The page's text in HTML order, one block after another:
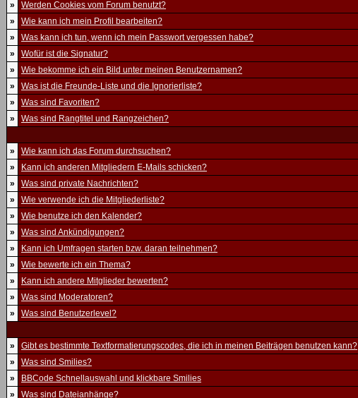
»
Werden Cookies vom Forum benutzt?
»
Wie kann ich mein Profil bearbeiten?
»
Was kann ich tun, wenn ich mein Passwort vergessen habe?
»
Wofür ist die Signatur?
»
Wie bekomme ich ein Bild unter meinen Benutzernamen?
»
Was ist die Freunde-Liste und die Ignorierliste?
»
Was sind Favoriten?
»
Was sind Rangtitel und Rangzeichen?
»
Wie kann ich das Forum durchsuchen?
»
Kann ich anderen Mitgliedern E-Mails schicken?
»
Was sind private Nachrichten?
»
Wie verwende ich die Mitgliederliste?
»
Wie benutze ich den Kalender?
»
Was sind Ankündigungen?
»
Kann ich Umfragen starten bzw. daran teilnehmen?
»
Wie bewerte ich ein Thema?
»
Kann ich andere Mitglieder bewerten?
»
Was sind Moderatoren?
»
Was sind Benutzerlevel?
»
Gibt es bestimmte Textformatierungscodes, die ich in meinen Beiträgen benutzen kann?
»
Was sind Smilies?
»
BBCode Schnellauswahl und klickbare Smilies
»
Was sind Dateianhänge?